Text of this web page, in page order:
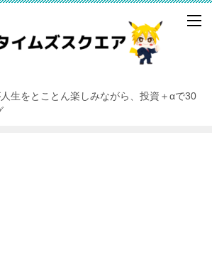
生をとことん楽しみながら、投資＋αで30